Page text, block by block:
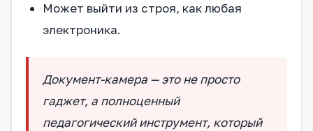
Может выйти из строя, как любая
электроника.
Документ-камера — это не просто
гаджет, а полноценный
педагогический инструмент, который